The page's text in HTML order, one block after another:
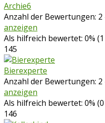
Archie6
Anzahl der Bewertungen: 2
anzeigen
Als hilfreich bewertet: 0%
145
Bierexperte
Anzahl der Bewertungen: 2
anzeigen
Als hilfreich bewertet: 0%
146